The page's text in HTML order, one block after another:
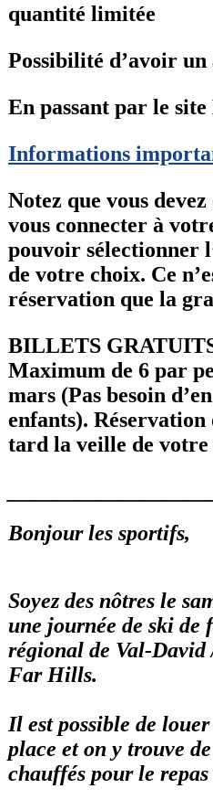
quantité limitée
Possibilité d’avoir
En passant par le
Informations
Notez que vous
vous connecter à
pouvoir sélectionner
de votre choix. Ce
réservation que la
BILLETS
Maximum de 6 par
mars (Pas besoin
enfants).
tard la veille de votre
Bonjour les sportifs,
Soyez des nôtres le
une journée de ski de
régional de Val-
Far Hills.
Il est possible de
place et on y trouve
chauffés pour le